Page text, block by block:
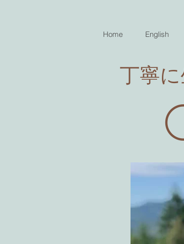
Home English
丁寧